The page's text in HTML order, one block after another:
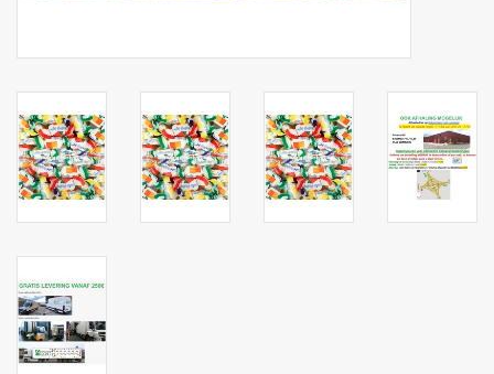
Matériel d'emballage
Fournitures de bureau
Les batteries
Produits Covid-19